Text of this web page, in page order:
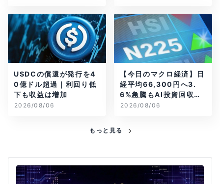
USDCの償還が発行を4
0億ドル超過｜利回り低
下も収益は増加
2026/08/06
【今日のマクロ経済】日
経平均66,300円へ3.
6%急騰もAI投資回収懸
念が再燃
2026/08/06
もっと見る